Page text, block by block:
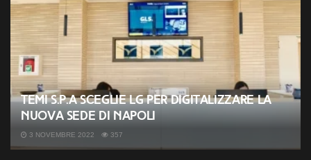
Temi s.p.a sceglie LG per digitalizzare la
nuova sede di Napoli
3 NOVEMBRE 2022 357